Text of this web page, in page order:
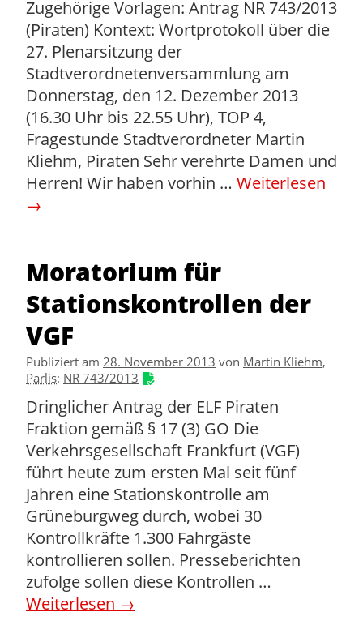
Zugehörige Vorlagen: Antrag NR 743/2013
(Piraten) Kontext: Wortprotokoll über die
27. Plenarsitzung der
Stadtverordnetenversammlung am
Donnerstag, den 12. Dezember 2013
(16.30 Uhr bis 22.55 Uhr), TOP 4,
Fragestunde Stadtverordneter Martin
Kliehm, Piraten Sehr verehrte Damen und
Herren! Wir haben vorhin … Weiterlesen
→
Moratorium für
Stationskontrollen der
VGF
Publiziert am 28. November 2013 von Martin Kliehm,
Parlis: NR 743/2013
Dringlicher Antrag der ELF Piraten
Fraktion gemäß § 17 (3) GO Die
Verkehrsgesellschaft Frankfurt (VGF)
führt heute zum ersten Mal seit fünf
Jahren eine Stationskontrolle am
Grüneburgweg durch, wobei 30
Kontrollkräfte 1.300 Fahrgäste
kontrollieren sollen. Presseberichten
zufolge sollen diese Kontrollen …
Weiterlesen →